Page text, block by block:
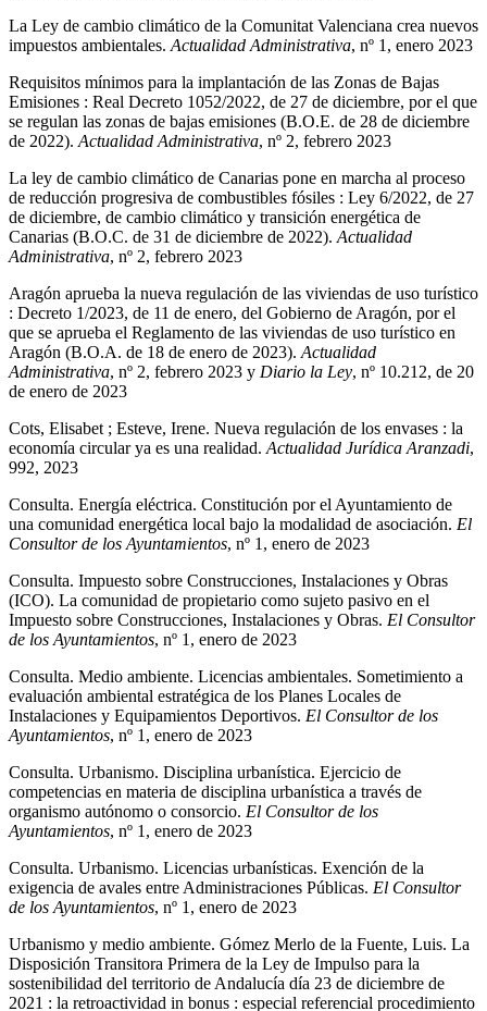
La Ley de cambio climático de la Comunitat Valenciana crea nuevos
impuestos ambientales. Actualidad Administrativa, nº 1, enero 2023
Requisitos mínimos para la implantación de las Zonas de Bajas
Emisiones : Real Decreto 1052/2022, de 27 de diciembre, por el que
se regulan las zonas de bajas emisiones (B.O.E. de 28 de diciembre
de 2022). Actualidad Administrativa, nº 2, febrero 2023
La ley de cambio climático de Canarias pone en marcha al proceso
de reducción progresiva de combustibles fósiles : Ley 6/2022, de 27
de diciembre, de cambio climático y transición energética de
Canarias (B.O.C. de 31 de diciembre de 2022). Actualidad
Administrativa, nº 2, febrero 2023
Aragón aprueba la nueva regulación de las viviendas de uso turístico
: Decreto 1/2023, de 11 de enero, del Gobierno de Aragón, por el
que se aprueba el Reglamento de las viviendas de uso turístico en
Aragón (B.O.A. de 18 de enero de 2023). Actualidad
Administrativa, nº 2, febrero 2023 y Diario la Ley, nº 10.212, de 20
de enero de 2023
Cots, Elisabet ; Esteve, Irene. Nueva regulación de los envases : la
economía circular ya es una realidad. Actualidad Jurídica Aranzadi,
992, 2023
Consulta. Energía eléctrica. Constitución por el Ayuntamiento de
una comunidad energética local bajo la modalidad de asociación. El
Consultor de los Ayuntamientos, nº 1, enero de 2023
Consulta. Impuesto sobre Construcciones, Instalaciones y Obras
(ICO). La comunidad de propietario como sujeto pasivo en el
Impuesto sobre Construcciones, Instalaciones y Obras. El Consultor
de los Ayuntamientos, nº 1, enero de 2023
Consulta. Medio ambiente. Licencias ambientales. Sometimiento a
evaluación ambiental estratégica de los Planes Locales de
Instalaciones y Equipamientos Deportivos. El Consultor de los
Ayuntamientos, nº 1, enero de 2023
Consulta. Urbanismo. Disciplina urbanística. Ejercicio de
competencias en materia de disciplina urbanística a través de
organismo autónomo o consorcio. El Consultor de los
Ayuntamientos, nº 1, enero de 2023
Consulta. Urbanismo. Licencias urbanísticas. Exención de la
exigencia de avales entre Administraciones Públicas. El Consultor
de los Ayuntamientos, nº 1, enero de 2023
Urbanismo y medio ambiente. Gómez Merlo de la Fuente, Luis. La
Disposición Transitora Primera de la Ley de Impulso para la
sostenibilidad del territorio de Andalucía día 23 de diciembre de
2021 : la retroactividad in bonus : especial referencial procedimiento